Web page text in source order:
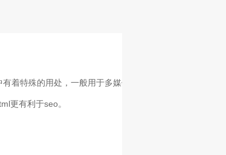
着特殊的用处，一般用于多媒体交互教学、网页游戏、3d
更有利于seo。